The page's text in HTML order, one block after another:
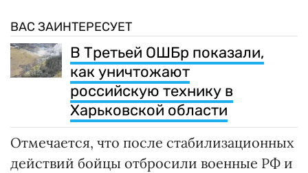
ВАС ЗАИНТЕРЕСУЕТ
В Третьей ОШБр показали,
как уничтожают
российскую технику в
Харьковской области
Отмечается, что после стабилизационных
действий бойцы отбросили военные РФ и